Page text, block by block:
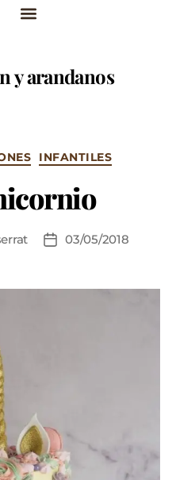
y arandanos
INFANTILES
03/05/2018